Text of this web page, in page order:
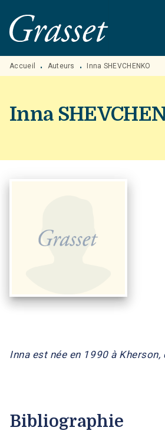
MENU RECHERCHE
PIED DE PAGE
Accueil • Auteurs • Inna SHEVCHENKO
Inna
Inna est née en 1990 à Kherson,
Bibliographie